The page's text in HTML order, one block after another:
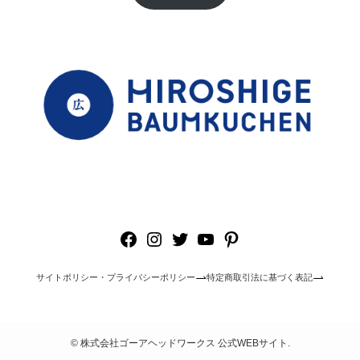
Facebook
Instagram
Twitter
YouTube
Pinterest
サイトポリシー・プライバシーポリシー 特定商取引法に基づく表記
©株式会社ゴーアヘッドワークス 公式WEBサイト.